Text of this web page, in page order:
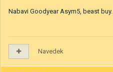
Nabavi Goodyear Asym5, beast buy.
Navedek